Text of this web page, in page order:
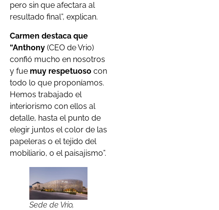
pero sin que afectara al
resultado final”, explican.
Carmen destaca que
“Anthony (CEO de Vrio)
confió mucho en nosotros
y fue muy respetuoso con
todo lo que proponíamos.
Hemos trabajado el
interiorismo con ellos al
detalle, hasta el punto de
elegir juntos el color de las
papeleras o el tejido del
mobiliario, o el paisajismo”.
Sede de Vrio,